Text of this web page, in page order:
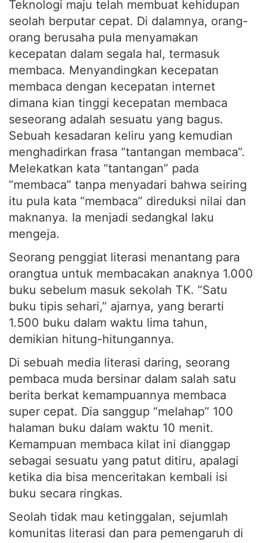
seolah berputar cepat. Di dalamnya, orang-
orang berusaha pula menyamakan
kecepatan dalam segala hal, termasuk
membaca. Menyandingkan kecepatan
membaca dengan kecepatan internet
dimana kian tinggi kecepatan membaca
seseorang adalah sesuatu yang bagus.
Sebuah kesadaran keliru yang kemudian
menghadirkan frasa “tantangan membaca”.
Melekatkan kata “tantangan” pada
“membaca” tanpa menyadari bahwa seiring
itu pula kata “membaca” direduksi nilai dan
maknanya. Ia menjadi sedangkal laku
mengeja.
Seorang penggiat literasi menantang para
orangtua untuk membacakan anaknya 1.000
buku sebelum masuk sekolah TK. “Satu
buku tipis sehari,” ajarnya, yang berarti
1.500 buku dalam waktu lima tahun,
demikian hitung-hitungannya.
Di sebuah media literasi daring, seorang
pembaca muda bersinar dalam salah satu
berita berkat kemampuannya membaca
super cepat. Dia sanggup “melahap” 100
halaman buku dalam waktu 10 menit.
Kemampuan membaca kilat ini dianggap
sebagai sesuatu yang patut ditiru, apalagi
ketika dia bisa menceritakan kembali isi
buku secara ringkas.
Seolah tidak mau ketinggalan, sejumlah
komunitas literasi dan para pemengaruh di
bidang perbukuan juga berlomba-lomba